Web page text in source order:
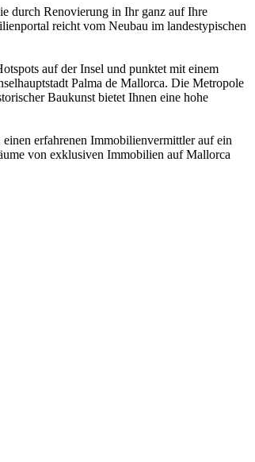
durch Renovierung in Ihr ganz auf Ihre
reicht vom Neubau im landestypischen
auf der Insel und punktet mit einem
Palma de Mallorca. Die Metropole
Baukunst bietet Ihnen eine hohe
erfahrenen Immobilienvermittler auf ein
von exklusiven Immobilien auf Mallorca